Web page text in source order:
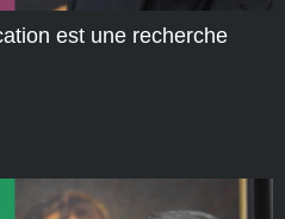
est une recherche